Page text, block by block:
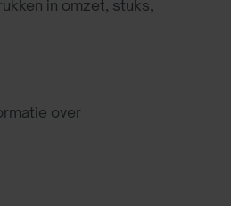
in omzet, stuks,
over